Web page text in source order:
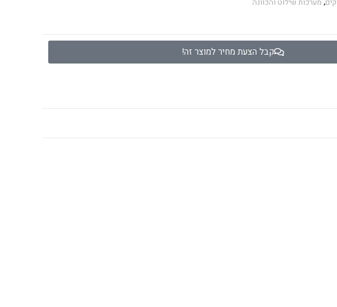
, מערכות שילוט והכוונה
קבל הצעת מחיר למוצר זה!